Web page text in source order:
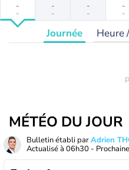
-
-
-
-
-
-
-
-
Journée Heure
MÉTÉO DU JOUR
Bulletin établi parAdrien
Actualisé à 06h30 -